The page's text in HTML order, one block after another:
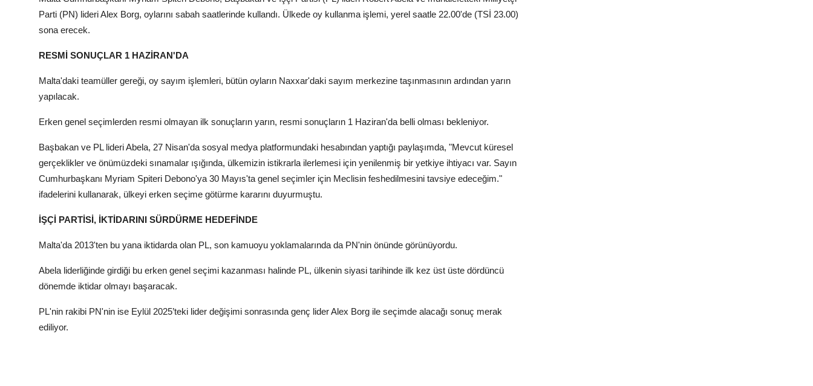
Parti (PN) lideri Alex Borg, oylarını sabah saatlerinde kullandı. Ülkede oy kullanma işlemi, yerel saatle 22.00'de (TSİ 23.00)
sona erecek.
RESMİ SONUÇLAR 1 HAZİRAN'DA
Malta'daki teamüller gereği, oy sayım işlemleri, bütün oyların Naxxar'daki sayım merkezine taşınmasının ardından yarın
yapılacak.
Erken genel seçimlerden resmi olmayan ilk sonuçların yarın, resmi sonuçların 1 Haziran'da belli olması bekleniyor.
Başbakan ve PL lideri Abela, 27 Nisan'da sosyal medya platformundaki hesabından yaptığı paylaşımda, "Mevcut küresel
gerçeklikler ve önümüzdeki sınamalar ışığında, ülkemizin istikrarla ilerlemesi için yenilenmiş bir yetkiye ihtiyacı var. Sayın
Cumhurbaşkanı Myriam Spiteri Debono'ya 30 Mayıs'ta genel seçimler için Meclisin feshedilmesini tavsiye edeceğim."
ifadelerini kullanarak, ülkeyi erken seçime götürme kararını duyurmuştu.
İŞÇİ PARTİSİ, İKTİDARINI SÜRDÜRME HEDEFİNDE
Malta'da 2013'ten bu yana iktidarda olan PL, son kamuoyu yoklamalarında da PN'nin önünde görünüyordu.
Abela liderliğinde girdiği bu erken genel seçimi kazanması halinde PL, ülkenin siyasi tarihinde ilk kez üst üste dördüncü
dönemde iktidar olmayı başaracak.
PL'nin rakibi PN'nin ise Eylül 2025’teki lider değişimi sonrasında genç lider Alex Borg ile seçimde alacağı sonuç merak
ediliyor.